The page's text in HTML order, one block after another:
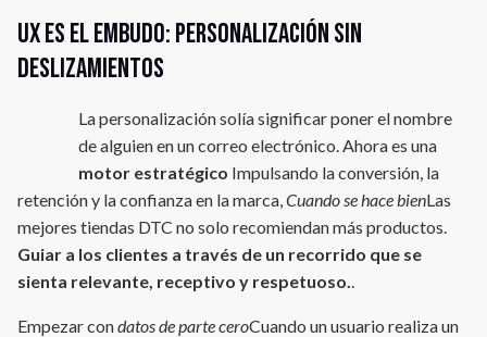
UX es el embudo: personalización sin
deslizamientos
La personalización solía significar poner el nombre
de alguien en un correo electrónico. Ahora es una
motor estratégico Impulsando la conversión, la
retención y la confianza en la marca,Cuando se hace bienLas
mejores tiendas DTC no solo recomiendan más productos.
Guiar a los clientes a través de un recorrido que se
sienta relevante, receptivo y respetuoso..
Empezar condatos de parte ceroCuando un usuario realiza un